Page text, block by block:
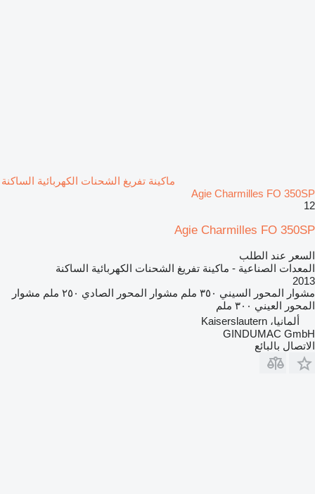
ماكينة تفريغ الشحنات الكهربائية الساكنة
Agie Charmilles FO 350SP
12
Agie Charmilles FO 350SP
السعر عند الطلب
المعدات الصناعية - ماكينة تفريغ الشحنات الكهربائية الساكنة
2013
مشوار المحور السيني ٣٥٠ ملم مشوار المحور الصادي ٢٥٠ ملم
مشوار
المحور العيني ٣٠٠ ملم
ألمانيا، Kaiserslautern
GINDUMAC GmbH
الاتصال بالبائع